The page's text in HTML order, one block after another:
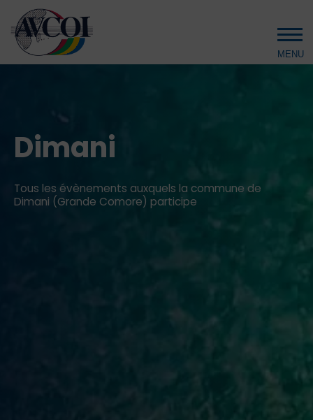
Aller au contenu principal
Dimani
Tous les évènements auxquels la commune de
Dimani (Grande Comore) participe